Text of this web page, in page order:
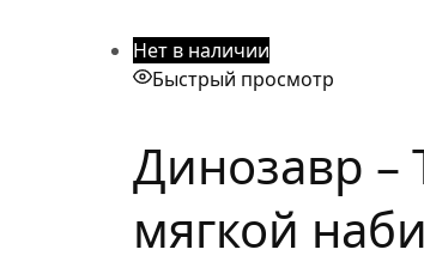
Нет в наличии
Быстрый просмотр
Динозавр –
мягкой